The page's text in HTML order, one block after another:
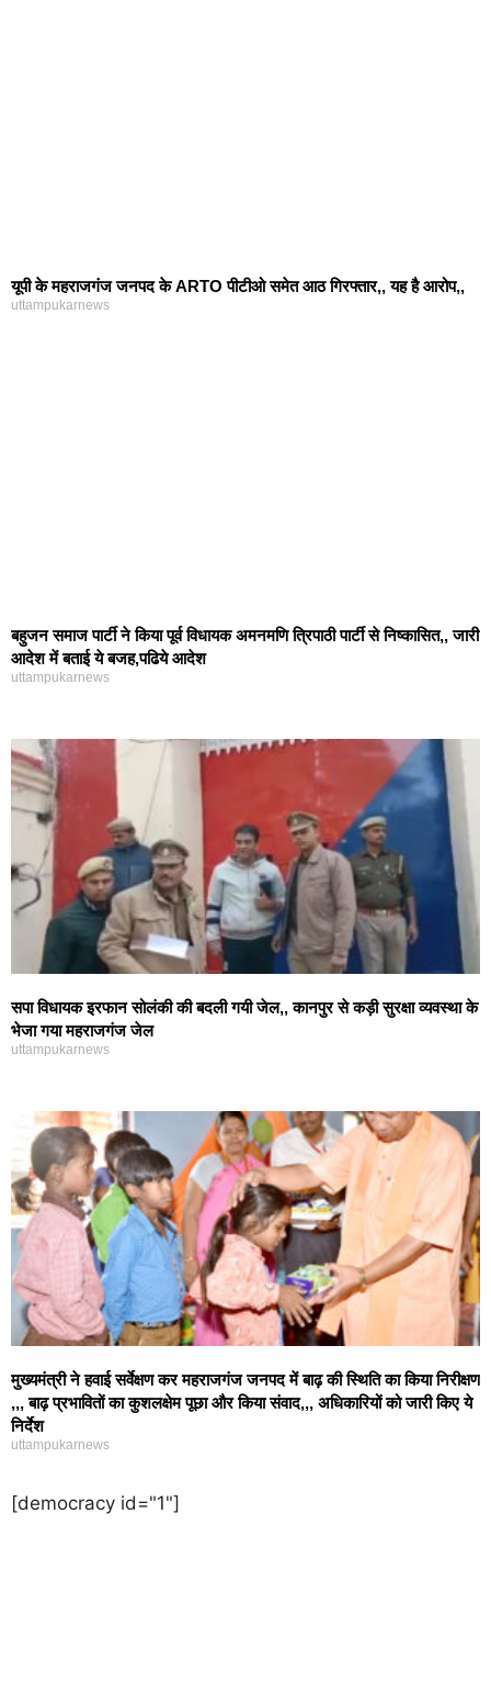
यूपी के महराजगंज जनपद के ARTO पीटीओ समेत आठ गिरफ्तार,, यह है आरोप,,
uttampukarnews
बहुजन समाज पार्टी ने किया पूर्व विधायक अमनमणि त्रिपाठी पार्टी से निष्कासित,, जारी
आदेश में बताई ये बजह,पढिये आदेश
uttampukarnews
सपा विधायक इरफान सोलंकी की बदली गयी जेल,, कानपुर से कड़ी सुरक्षा व्यवस्था के
भेजा गया महराजगंज जेल
uttampukarnews
मुख्यमंत्री ने हवाई सर्वेक्षण कर महराजगंज जनपद में बाढ़ की स्थिति का किया निरीक्षण
,,, बाढ़ प्रभावितों का कुशलक्षेम पूछा और किया संवाद,,, अधिकारियों को जारी किए ये
निर्देश
uttampukarnews
[democracy id="1"]